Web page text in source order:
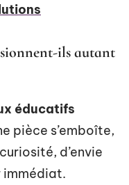
ils autant
éducatifs
pièce s’emboîte,
d’envie
immédiat.